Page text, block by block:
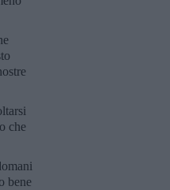
che
bene